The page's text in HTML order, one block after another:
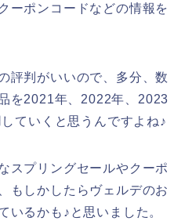
ーポンコードなどの情報を
評判がいいので、多分、数
を2021年、2022年、2023
ていくと思うんですよね♪
スプリングセールやクーポ
もしかしたらヴェルデのお
いるかも♪と思いました。